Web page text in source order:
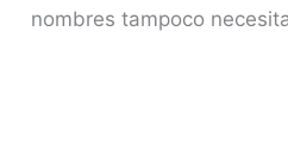
nombres tampoco